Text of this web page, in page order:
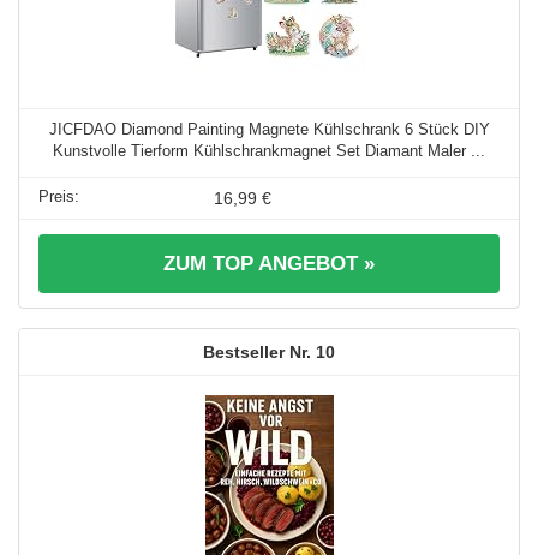
JICFDAO Diamond Painting Magnete Kühlschrank 6 Stück DIY
Kunstvolle Tierform Kühlschrankmagnet Set Diamant Maler ...
16,99 €
ZUM TOP ANGEBOT »
10